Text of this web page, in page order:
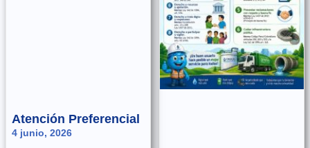
Atención Preferencial
4 junio, 2026